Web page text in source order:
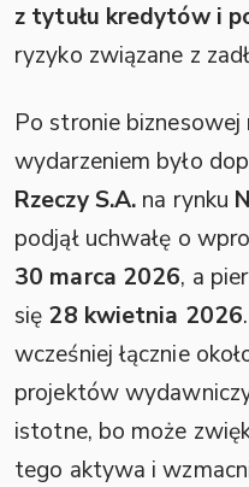
z tytułu kredytów i
ryzyko związane z
Po stronie biznesowej
wydarzeniem było
Rzeczy S.A. na rynku
podjął uchwałę o
30 marca 2026, a
się 28 kwietnia 2026
wcześniej łącznie
projektów
istotne, bo może
tego aktywa i